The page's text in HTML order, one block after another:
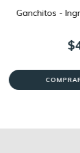
Ganchitos -